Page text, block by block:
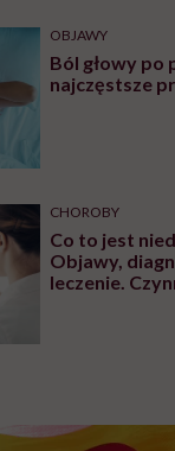
OBJAWY
Ból głowy po
najczęstsze
CHOROBY
Co to jest
Objawy,
leczenie.